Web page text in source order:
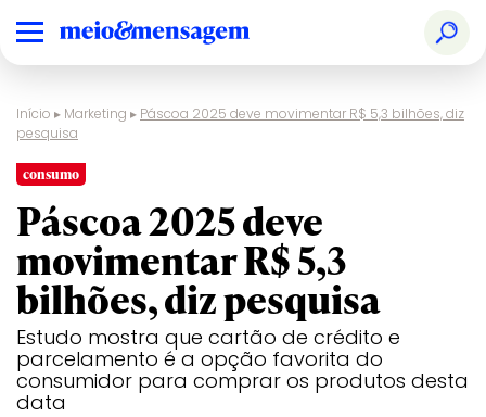
Início ▸ Marketing ▸ Páscoa 2025 deve movimentar R$ 5,3 bilhões, diz
pesquisa
consumo
Páscoa 2025 deve
movimentar R$ 5,3
bilhões, diz pesquisa
Estudo mostra que cartão de crédito e
parcelamento é a opção favorita do
consumidor para comprar os produtos desta
data